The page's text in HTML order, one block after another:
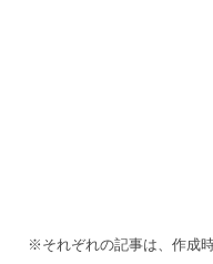
※それぞれの記事は、作成